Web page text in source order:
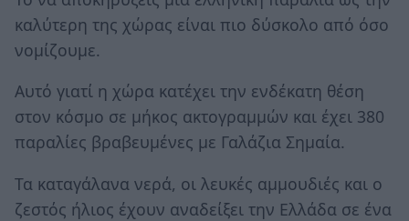
καλύτερη της χώρας είναι πιο δύσκολο από όσο
νομίζουμε.
Αυτό γιατί η χώρα κατέχει την ενδέκατη θέση
στον κόσμο σε μήκος ακτογραμμών και έχει 380
παραλίες βραβευμένες με Γαλάζια Σημαία.
Τα καταγάλανα νερά, οι λευκές αμμουδιές και ο
ζεστός ήλιος έχουν αναδείξει την Ελλάδα σε ένα